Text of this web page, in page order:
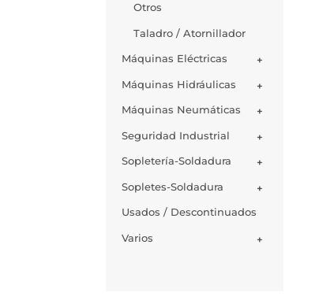
Otros
Taladro / Atornillador
+
Máquinas Eléctricas
+
Máquinas Hidráulicas
+
Máquinas Neumáticas
+
Seguridad Industrial
+
Sopletería-Soldadura
+
Sopletes-Soldadura
Usados / Descontinuados
+
Varios